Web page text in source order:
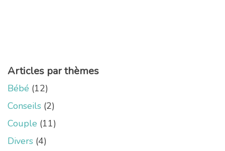
Articles par thèmes
Bébé (12)
Conseils (2)
Couple (11)
Divers (4)